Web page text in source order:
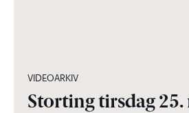
VIDEOARKIV
Storting tirsdag